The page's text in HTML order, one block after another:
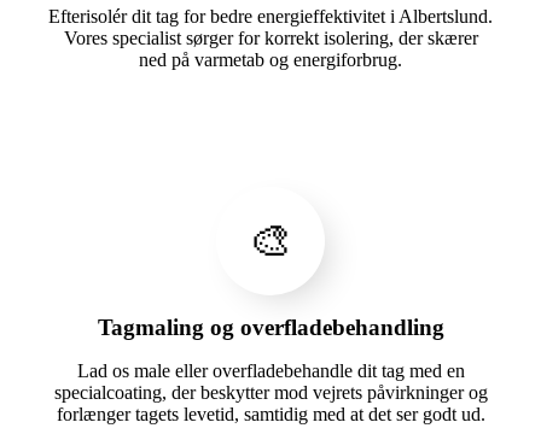
Efterisolér dit tag for bedre energieffektivitet i Albertslund.
Vores specialist sørger for korrekt isolering, der skærer
ned på varmetab og energiforbrug.
🎨
Tagmaling og overfladebehandling
Lad os male eller overfladebehandle dit tag med en
specialcoating, der beskytter mod vejrets påvirkninger og
forlænger tagets levetid, samtidig med at det ser godt ud.